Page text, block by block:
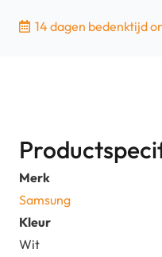
14 dagen bedenktijd
Merk
Samsung
Kleur
Wit